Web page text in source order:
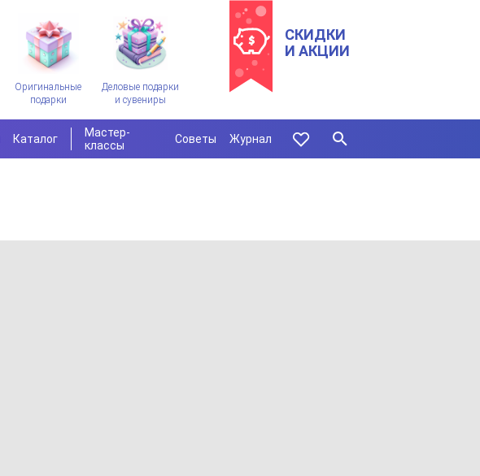
Оригинальные
подарки
Деловые подарки
и сувениры
СКИДКИ
И АКЦИИ
Каталог
Мастер-
классы
Советы Журнал